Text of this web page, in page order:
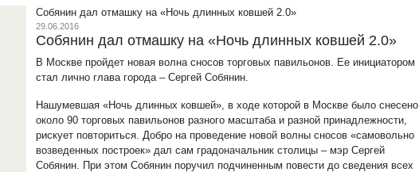
Собянин дал отмашку на «Ночь длинных ковшей 2.0»
29.06.2016
Собянин дал отмашку на «Ночь длинных ковшей 2.0»
В Москве пройдет новая волна сносов торговых павильонов. Ее инициатором
стал лично глава города – Сергей Собянин.
Нашумевшая «Ночь длинных ковшей», в ходе которой в Москве было снесено
около 90 торговых павильонов разного масштаба и разной принадлежности,
рискует повториться. Добро на проведение новой волны сносов «самовольно
возведенных построек» дал сам градоначальник столицы – мэр Сергей
Собянин. При этом Собянин поручил подчиненным повести до сведения всех